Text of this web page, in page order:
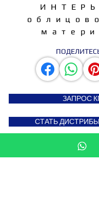
ЗАПРОС
СТАТЬ
Подпишитесь